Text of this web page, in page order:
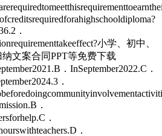
．
小学、初中、
文案合同PPT等免费下载
．InSeptember2022.C．
．
．
．
．